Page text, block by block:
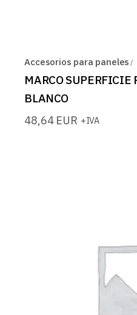
Accesorios para paneles
MARCO
BLANCO
48,64 EUR +IVA